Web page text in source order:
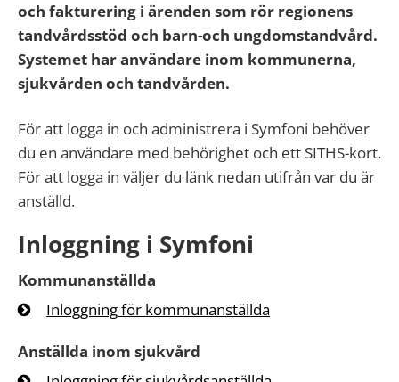
och fakturering i ärenden som rör regionens
tandvårdsstöd och barn-och ungdomstandvård.
Systemet har användare inom kommunerna,
sjukvården och tandvården.
För att logga in och administrera i Symfoni behöver
du en användare med behörighet och ett SITHS-kort.
För att logga in väljer du länk nedan utifrån var du är
anställd.
Inloggning i Symfoni
Kommunanställda
Inloggning för kommunanställda
Anställda inom sjukvård